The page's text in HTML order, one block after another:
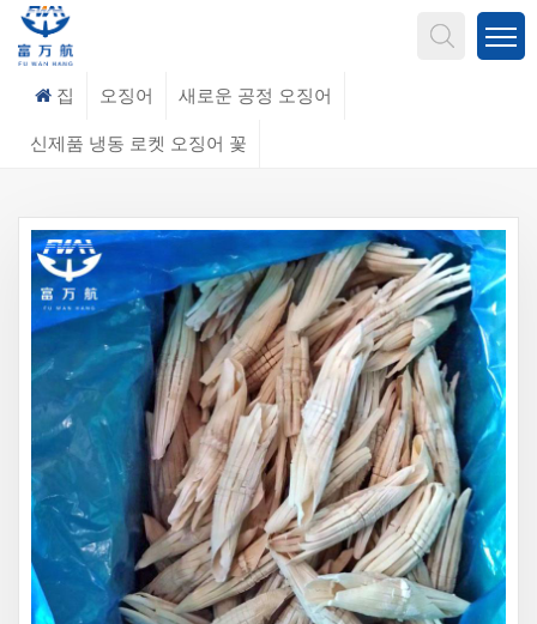
집 오징어 새로운 공정 오징어
신제품 냉동 로켓 오징어 꽃